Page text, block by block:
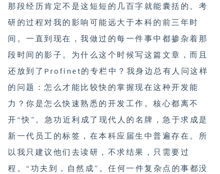
那段经历肯定不是这短短的几百字就能囊括的。考
研的过程对我的影响可能远大于本科的前三年时
间。一直到现在，我做过的每一件事中都掺杂着那
段时间的影子。为什么这个时候写这篇文章，而且
还放到了Profinet的专栏中？我身边总有人问这样
的问题：怎么才能比较快的掌握现在这种开发能
力？你是怎么快速熟悉的开发工作。核心都离不
开“快”。急功近利成了现代人的名牌，急于求成是
新一代员工的标签，在本科应届生中普遍存在。所
以我只建议他们去读研，不求结果，只需要过
程。“功夫到，自然成”。任何一件复杂点的事都没